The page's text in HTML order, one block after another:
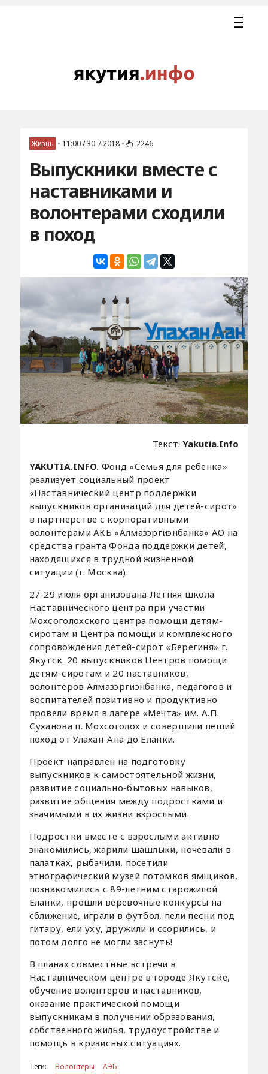
Жизнь • 11:00 / 30.7.2018 • 2246
Выпускники вместе с
наставниками и
волонтерами сходили
в поход
Текст:Yakutia.Info
YAKUTIA.INFO. Фонд «Семья для ребенка»
реализует социальный проект
«Наставнический центр поддержки
выпускников организаций для детей-сирот»
в партнерстве с корпоративными
волонтерами АКБ «Алмазэргиэнбанка» АО на
средства гранта Фонда поддержки детей,
находящихся в трудной жизненной
ситуации (г. Москва).
27-29 июля организована Летняя школа
Наставнического центра при участии
Мохсоголохского центра помощи детям-
сиротам и Центра помощи и комплексного
сопровождения детей-сирот «Берегиня» г.
Якутск. 20 выпускников Центров помощи
детям-сиротам и 20 наставников,
волонтеров Алмазэргиэнбанка, педагогов и
воспитателей позитивно и продуктивно
провели время в лагере «Мечта» им. А.П.
Суханова п. Мохсоголох и совершили пеший
поход от Улахан-Ана до Еланки.
Проект направлен на подготовку
выпускников к самостоятельной жизни,
развитие социально-бытовых навыков,
развитие общения между подростками и
значимыми в их жизни взрослыми.
Подростки вместе с взрослыми активно
знакомились, жарили шашлыки, ночевали в
палатках, рыбачили, посетили
этнографический музей потомков ямщиков,
познакомились с 89-летним старожилой
Еланки, прошли веревочные конкурсы на
сближение, играли в футбол, пели песни под
гитару, ели уху, дружили и ссорились, и
потом долго не могли заснуть!
В планах совместные встречи в
Наставническом центре в городе Якутске,
обучение волонтеров и наставников,
оказание практической помощи
выпускникам в получении образования,
собственного жилья, трудоустройстве и
помощь в кризисных ситуациях.
Теги: Волонтеры АЭБ